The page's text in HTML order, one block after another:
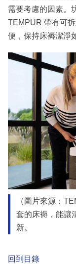
需要考慮的因素。
TEMPUR 帶有可
便，保持床褥潔淨
（圖片來源：
套的床褥，能讓
新。
回到目錄